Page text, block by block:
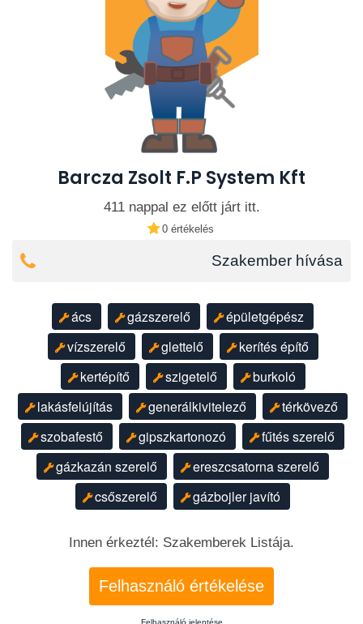
Barcza Zsolt F.P System Kft
411 nappal ez előtt járt itt.
0 értékelés
Szakember hívása
ács gázszerelő
épületgépész
vízszerelő
glettelő
kerítés építő
kertépítő
szigetelő
burkoló
lakásfelújítás
generálkivitelező
térkövező
szobafestő
gipszkartonozó
fűtés szerelő
gázkazán szerelő
ereszcsatorna szerelő
csőszerelő
gázbojler javító
Innen érkeztél: Szakemberek Listája.
Felhasználó értékelése
Felhasználó jelentése